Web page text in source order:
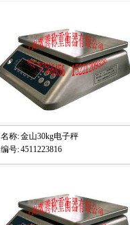
名称:金山30kg电子秤
编号:4511223816